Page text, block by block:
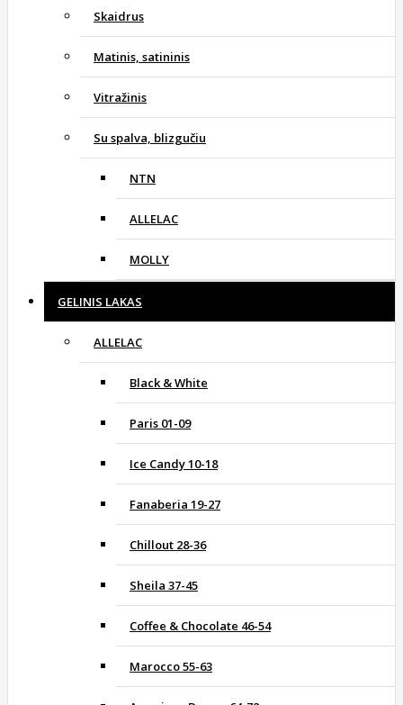
Skaidrus
Matinis, satininis
Vitražinis
Su spalva, blizgučiu
NTN
ALLELAC
MOLLY
GELINIS LAKAS
ALLELAC
Black & White
Paris 01-09
Ice Candy 10-18
Fanaberia 19-27
Chillout 28-36
Sheila 37-45
Coffee & Chocolate 46-54
Marocco 55-63